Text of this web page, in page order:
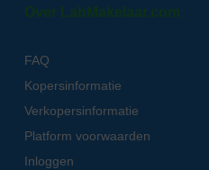
Over LabMakelaar.com
FAQ
Kopersinformatie
Verkopersinformatie
Platform voorwaarden
Inloggen